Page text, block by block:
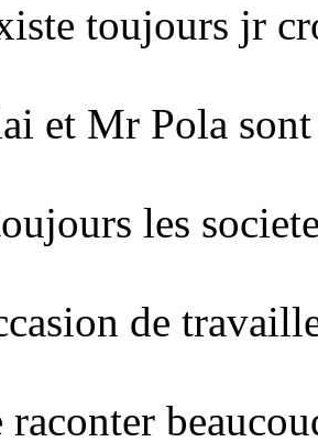
toujours jr
et Mr Pola sont
les
de